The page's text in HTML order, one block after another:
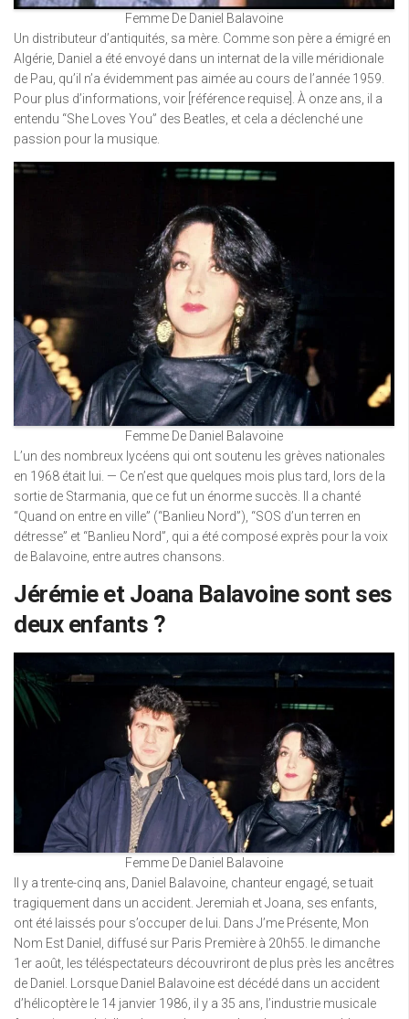
Femme De Daniel Balavoine
Un distributeur d’antiquités, sa mère. Comme son père a émigré en
Algérie, Daniel a été envoyé dans un internat de la ville méridionale
de Pau, qu’il n’a évidemment pas aimée au cours de l’année 1959.
Pour plus d’informations, voir [référence requise]. À onze ans, il a
entendu “She Loves You” des Beatles, et cela a déclenché une
passion pour la musique.
Femme De Daniel Balavoine
L’un des nombreux lycéens qui ont soutenu les grèves nationales
en 1968 était lui. — Ce n’est que quelques mois plus tard, lors de la
sortie de Starmania, que ce fut un énorme succès. Il a chanté
“Quand on entre en ville” (“Banlieu Nord”), “SOS d’un terren en
détresse” et “Banlieu Nord”, qui a été composé exprès pour la voix
de Balavoine, entre autres chansons.
Jérémie et Joana Balavoine sont ses
deux enfants ?
Femme De Daniel Balavoine
Il y a trente-cinq ans, Daniel Balavoine, chanteur engagé, se tuait
tragiquement dans un accident. Jeremiah et Joana, ses enfants,
ont été laissés pour s’occuper de lui. Dans J’me Présente, Mon
Nom Est Daniel, diffusé sur Paris Première à 20h55. le dimanche
1er août, les téléspectateurs découvriront de plus près les ancêtres
de Daniel. Lorsque Daniel Balavoine est décédé dans un accident
d’hélicoptère le 14 janvier 1986, il y a 35 ans, l’industrie musicale